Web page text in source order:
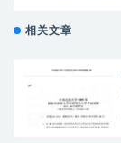
相关文章